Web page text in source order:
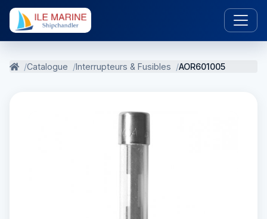
Catalogue Interrupteurs & Fusibles AOR601005